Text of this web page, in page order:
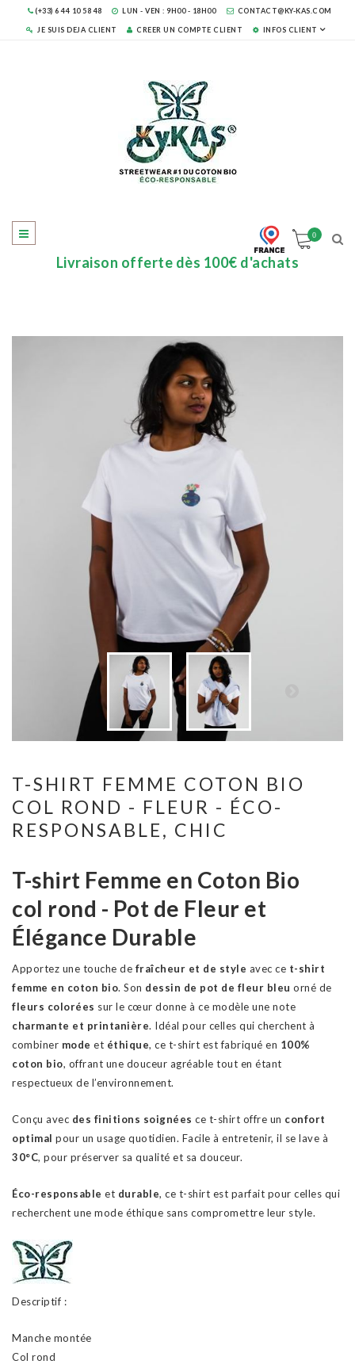
(+33) 6 44 10 58 48 LUN - VEN : 9H00 - 18H00 CONTACT@KY-KAS.COM
JE SUIS DEJA CLIENT CREER UN COMPTE CLIENT INFOS CLIENT
0
Livraison offerte dès 100€ d'achats
T-SHIRT FEMME COTON BIO
COL ROND - FLEUR - ÉCO-
RESPONSABLE, CHIC
T-shirt Femme en Coton Bio
col rond - Pot de Fleur et
Élégance Durable
Apportez une touche de fraîcheur et de style avec ce t-shirt
femme en coton bio. Son dessin de pot de fleur bleu orné de
fleurs colorées sur le cœur donne à ce modèle une note
charmante et printanière. Idéal pour celles qui cherchent à
combiner mode et éthique, ce t-shirt est fabriqué en 100%
coton bio, offrant une douceur agréable tout en étant
respectueux de l’environnement.
Conçu avec des finitions soignées ce t-shirt offre un confort
optimal pour un usage quotidien. Facile à entretenir, il se lave à
30°C, pour préserver sa qualité et sa douceur.
Éco-responsable et durable, ce t-shirt est parfait pour celles qui
recherchent une mode éthique sans compromettre leur style.
Descriptif :
Manche montée
Col rond